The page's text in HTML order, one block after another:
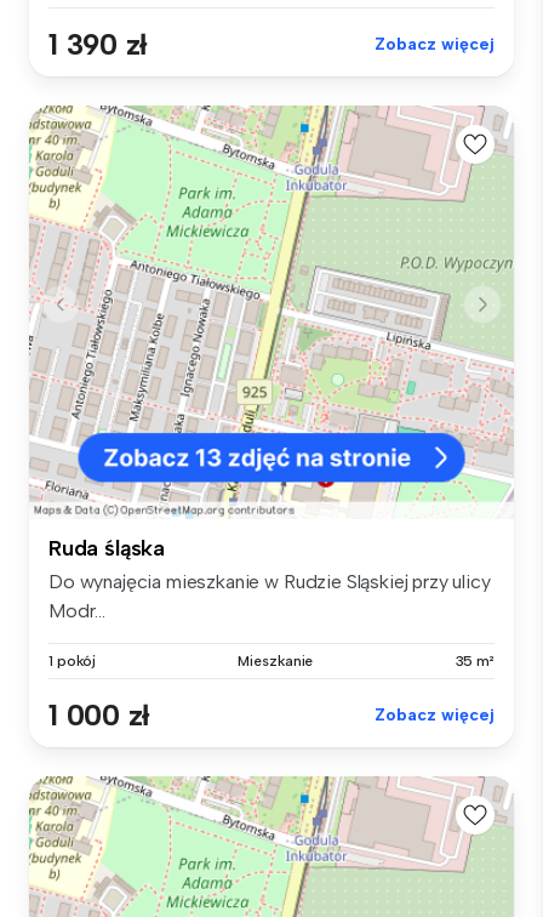
1 390 zł Zobacz więcej
Ruda śląska
Do wynajęcia mieszkanie w Rudzie Sląskiej przy ulicy
Modr...
1 pokój Mieszkanie 35 m²
1 000 zł Zobacz więcej